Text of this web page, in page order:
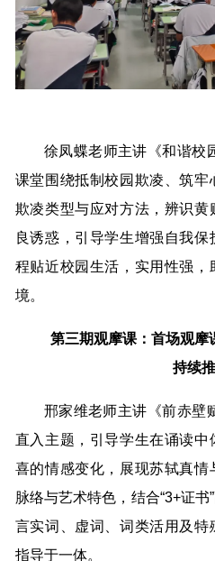
徐凤蝶老师主讲《和谐校
课堂围绕抵制校园欺凌、筑
欺凌类型与应对方法，辨识
良诱惑，引导学生增强自我
程贴近校园生活，实用性强
境。
第三期观摩课： 首场观摩
持续
邢家维老师主讲《前赤壁
直入主题，引导学生在诵读
喜的情感变化，展现苏轼真
脉络与艺术特色，结合“3+证
言实词、虚词、词类活用及
指导于一体。